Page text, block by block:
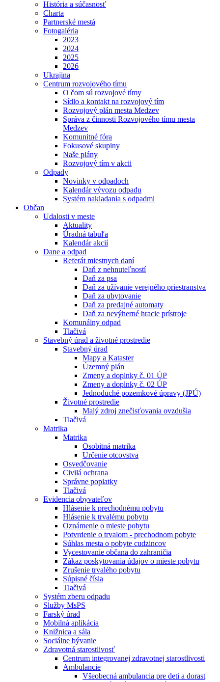
História a súčasnosť
Charta
Partnerské mestá
Fotogaléria
2023
2024
2025
2026
Ukrajina
Centrum rozvojového tímu
O čom sú rozvojové tímy
Sídlo a kontakt na rozvojový tím
Rozvojový plán mesta Medzev
Správa z činnosti Rozvojového tímu mesta
Medzev
Komunitné fóra
Fokusové skupiny
Naše plány
Rozvojový tím v akcii
Odpady
Novinky v odpadoch
Kalendár vývozu odpadu
Systém nakladania s odpadmi
Občan
Udalosti v meste
Aktuality
Úradná tabuľa
Kalendár akcií
Dane a odpad
Referát miestnych daní
Daň z nehnuteľností
Daň za psa
Daň za užívanie verejného priestranstva
Daň za ubytovanie
Daň za predajné automaty
Daň za nevýherné hracie prístroje
Komunálny odpad
Tlačivá
Stavebný úrad a životné prostredie
Stavebný úrad
Mapy a Kataster
Územný plán
Zmeny a doplnky č. 01 ÚP
Zmeny a doplnky č. 02 ÚP
Jednoduché pozemkové úpravy (JPÚ)
Životné prostredie
Malý zdroj znečisťovania ovzdušia
Tlačivá
Matrika
Matrika
Osobitná matrika
Určenie otcovstva
Osvedčovanie
Civilá ochrana
Správne poplatky
Tlačivá
Evidencia obyvateľov
Hlásenie k prechodnému pobytu
Hlásenie k trvalému pobytu
Oznámenie o mieste pobytu
Potvrdenie o trvalom - prechodnom pobyte
Súhlas mesta o pobyte cudzincov
Vycestovanie občana do zahraničia
Zákaz poskytovania údajov o mieste pobytu
Zrušenie trvalého pobytu
Súpisné čísla
Tlačivá
Systém zberu odpadu
Služby MsPS
Farský úrad
Mobilná aplikácia
Knižnica a sála
Sociálne bývanie
Zdravotná starostlivosť
Centrum integrovanej zdravotnej starostlivosti
Ambulancie
Všeobecná ambulancia pre deti a dorast